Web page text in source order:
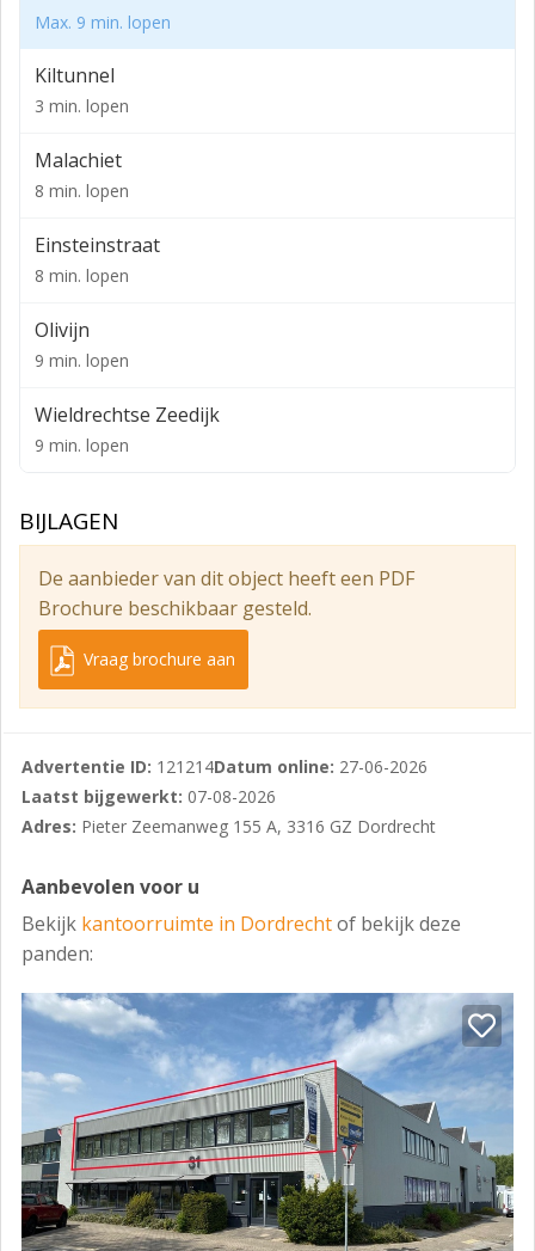
PARKEREN
Aan de voorzijde 4 overdekte eigen parkeerplaatsen
beschikbaar.
HUURPRIJS
€ 1.995,-- per maand exclusief BTW.
SERVICEKOSTEN
€ 150,-- per maand exclusief BTW voor de navolgende
diensten:
- Inspectie/onderhoud CV-ketels, luchtverhitters;
gebonden handbrandblussers
- Controle/onderhoud dak veiligheidsvoorzieningen;
OPLEVERINGSNIVEAU
- Entree begane grond met spiltrap naar verdieping;
- Verlaagde systeemplafonds met ingebouwde
verlichtingsarmaturen;
- Betonnen vloeren voorzien van een combinatie van
tapijt, vinyl, en vloerdelen door huidige huurder
- Gedeeltelijk een interne zonwering, door middel van
een rolgordijn;
- Gedeeltelijk externe zonwering;
- Toiletgroep met dames en herentoiletten;
- Een tweetal pantry's;
- Kabelgoten met bekabeling voor data en elektra;
- Mechanische ventilatie;
- Brandblus voorzieningen;
- Alarmsysteem;
Max. 9 min. lopen
Kiltunnel
3 min. lopen
Malachiet
8 min. lopen
Einsteinstraat
8 min. lopen
Olivijn
9 min. lopen
Wieldrechtse Zeedijk
9 min. lopen
BIJLAGEN
De aanbieder van dit object heeft een PDF
Brochure beschikbaar gesteld.
Vraag brochure aan
Advertentie ID: 121214Datum online: 27-06-2026
Laatst bijgewerkt: 07-08-2026
Adres: Pieter Zeemanweg 155 A, 3316 GZ Dordrecht
Aanbevolen voor u
Bekijk kantoorruimte in Dordrechtof bekijk deze
panden: